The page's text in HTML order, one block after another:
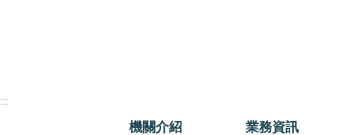
:::
機關介紹 業務資訊